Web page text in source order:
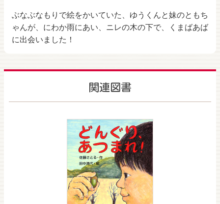
ぶなぶなもりで絵をかいていた、ゆうくんと妹のともち
ゃんが、にわか雨にあい、ニレの木の下で、くまばあば
に出会いました！
関連図書